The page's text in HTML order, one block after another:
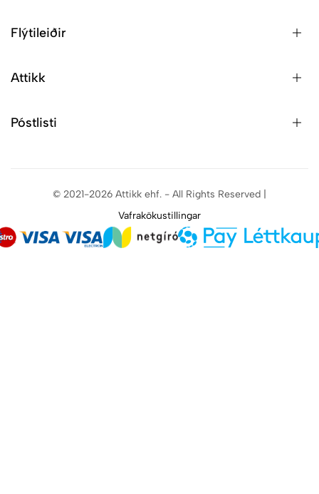
Flýtileiðir
Attikk
Póstlisti
© 2021-2026 Attikk ehf. - All Rights Reserved |
Vafrakökustillingar